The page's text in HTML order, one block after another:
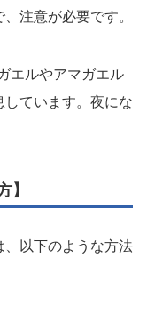
注意が必要です。
エルやアマガエル
ています。夜にな
】
、以下のような方法